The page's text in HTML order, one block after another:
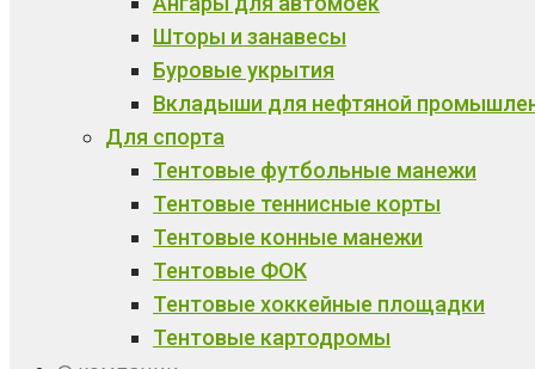
Шторы и занавесы
Буровые укрытия
Вкладыши для нефтяной
Для спорта
Тентовые футбольные манежи
Тентовые теннисные корты
Тентовые конные манежи
Тентовые ФОК
Тентовые хоккейные площадки
Тентовые картодромы